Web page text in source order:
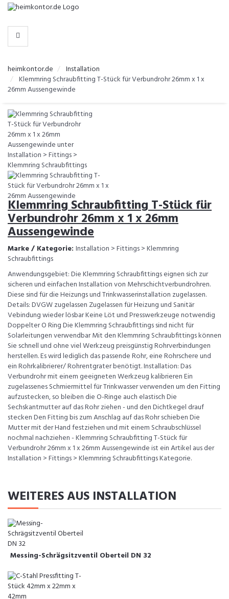
-
KATEGORIEN
heimkontor.de
Installation
Klemmring Schraubfitting T-Stück für Verbundrohr 26mm x 1 x
26mm Aussengewinde
Klemmring Schraubfitting T-Stück für
Verbundrohr 26mm x 1 x 26mm
Aussengewinde
Marke / Kategorie: Installation > Fittings > Klemmring
Schraubfittings
Anwendungsgebiet: Die Klemmring Schraubfittings eignen sich zur
sicheren und einfachen Installation von Mehrschichtverbundrohren.
Diese sind für die Heizungs und Trinkwasserinstallation zugelassen.
Details: DVGW zugelassen Zugelassen für Heizung und Sanitär
Vebindung wieder lösbar Keine Löt und Presswerkzeuge notwendig
Doppelter O Ring Die Klemmring Schraubfittings sind nicht für
Solarleitungen verwendbar Mit den Klemmring Schraubfittings können
Sie schnell und ohne viel Werkzeug preisgünstig Rohrverbindungen
herstellen. Es wird lediglich das passende Rohr, eine Rohrschere und
ein Rohrkalibrierer/ Rohrentgrater benötigt. Installation: Das
Verbundrohr mit einem geeigneten Werkzeug kalibrieren Ein
zugelassenes Schmiermittel für Trinkwasser verwenden um den Fitting
aufzustecken, so bleiben die O-Ringe auch elastisch Die
Sechskantmutter auf das Rohr ziehen - und den Dichtkegel drauf
stecken Den Fitting bis zum Anschlag auf das Rohr schieben Die
Mutter mit der Hand festziehen und mit einem Schraubschlüssel
nochmal nachziehen - Klemmring Schraubfitting T-Stück für
Verbundrohr 26mm x 1 x 26mm Aussengewinde ist ein Artikel aus der
Installation > Fittings > Klemmring Schraubfittings Kategorie.
WEITERES AUS INSTALLATION
Messing-Schrägsitzventil Oberteil DN 32